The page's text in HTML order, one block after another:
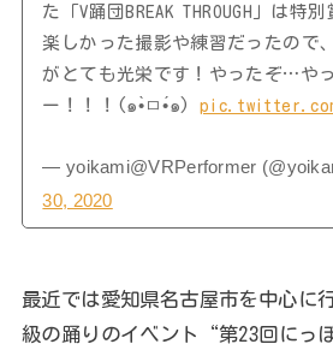
た「V踊団BREAK THROUGH」は特
楽しかった撮影や練習だったので
がとても光栄です！やったぞ…や
ー！！！(๑•̀ㅁ•́๑)
— yoikami@VRPerformer
30, 2020
最近では愛知県名古屋市を中心に
級の踊りのイベント“第23回にっ